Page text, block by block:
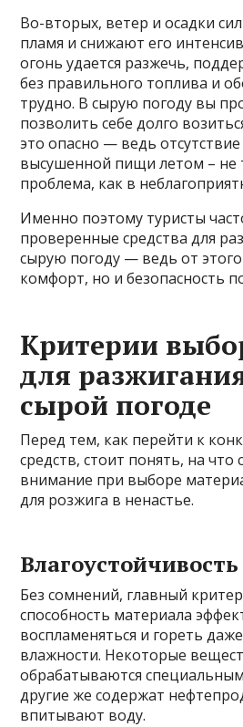
Во-вторых, ветер и осадки
пламя и снижают его
огонь удается разжечь,
без правильного топлива и
трудно. В сырую погоду вы
позволить себе долго
это опасно — ведь
высушенной пищи летом – не
проблема, как в
Именно поэтому туристы
проверенные средства для
сырую погоду — ведь от
комфорт, но и безопасность
Критерии
для
сырой погоде
Перед тем, как перейти к
средств, стоит понять, на что
внимание при выборе
для розжига в ненастье.
Влагоустойчивость
Без сомнений, главный
способность материала
воспламеняться и гореть
влажности. Некоторые
обрабатываются
другие же содержат
впитывают воду.